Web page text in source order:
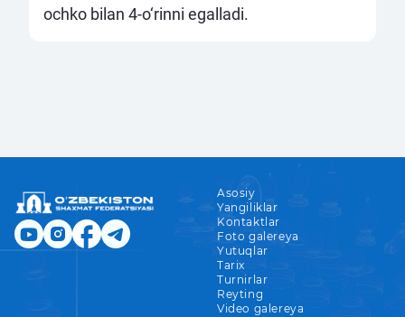
ochko bilan 4-o‘rinni egalladi.
Asosiy
Yangiliklar
Kontaktlar
Foto galereya
Yutuqlar
Tarix
Turnirlar
Reyting
Video galereya